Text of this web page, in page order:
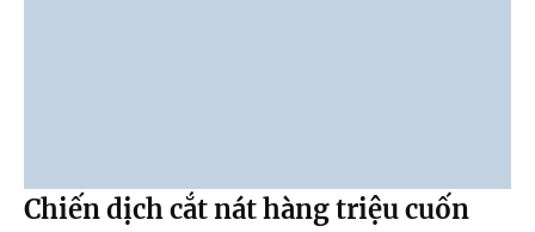
Chiến dịch cắt nát hàng triệu cuốn